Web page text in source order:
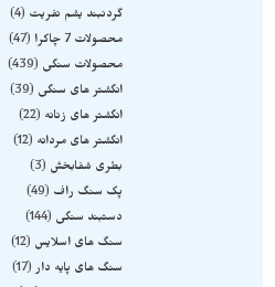
گردنبند یشم نفریت
4
محصولات 7 چاکرا
47
محصولات سنگی
439
انگشتر های سنگی
39
انگشتر های زنانه
22
انگشتر های مردانه
12
بطری شفابخش
3
پک سنگ راف
49
دستبند سنگی
144
سنگ های اسلایس
12
سنگ های پایه دار 17